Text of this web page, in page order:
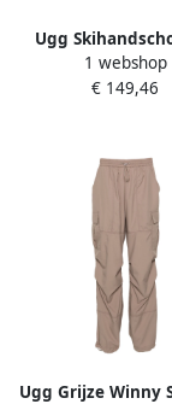
Ugg
Shasta met
Dames
1 webshop
€ 149,46
Ugg Grijze Winny